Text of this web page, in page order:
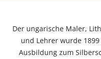
Der ungarische Maler,
und Lehrer wurde
Ausbildung zum